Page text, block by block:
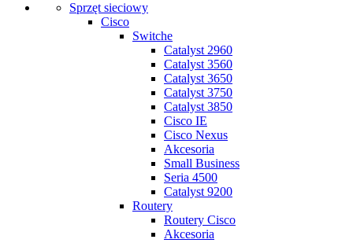
Sprzęt sieciowy
Cisco
Switche
Catalyst 2960
Catalyst 3560
Catalyst 3650
Catalyst 3750
Catalyst 3850
Cisco IE
Cisco Nexus
Akcesoria
Small Business
Seria 4500
Catalyst 9200
Routery
Routery Cisco
Akcesoria